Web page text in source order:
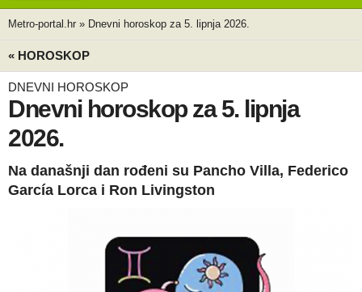
Metro-portal.hr » Dnevni horoskop za 5. lipnja 2026.
« HOROSKOP
DNEVNI HOROSKOP
Dnevni horoskop za 5. lipnja
2026.
Na današnji dan rođeni su Pancho Villa, Federico
García Lorca i Ron Livingston